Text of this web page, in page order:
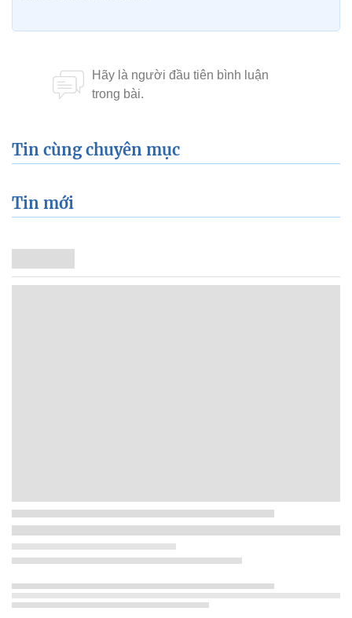
Tin cùng chuyên mục
Tin mới